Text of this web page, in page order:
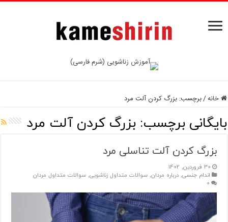
خانه/برچسب:بزرگ کردن آلت مرد
بایگانی برچسب:بزرگ کردن آلت مرد
بزرگ کردن آلت تناسلی مرد
30 فروردین, 1402
اندام جنسی,درباره مردان,سوالات متداول زناشویی,سوالات متداول مردان
0